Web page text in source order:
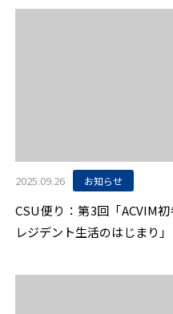
2025.09.26 お知らせ
CSU便り：第3回「ACVIM
レジデント生活のはじまり」